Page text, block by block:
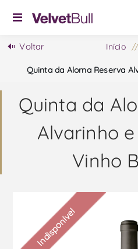
Voltar Início /
Quinta da Alorna Reserva
Quinta da
Alvarinho
Vinho
Indisponível